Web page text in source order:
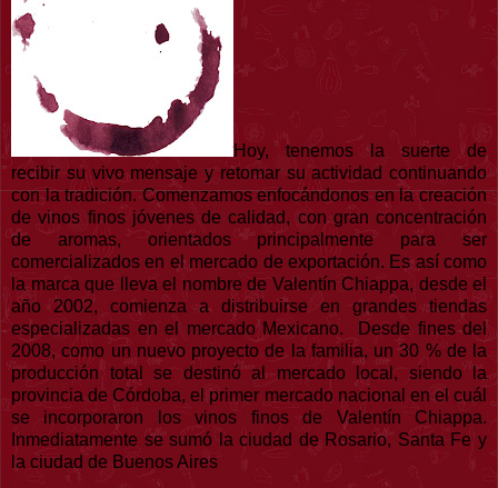
Hoy, tenemos la suerte de
recibir su vivo mensaje y retomar su actividad continuando
con la tradición. Comenzamos enfocándonos en la creación
de vinos finos jóvenes de calidad, con gran concentración
de aromas, orientados principalmente para ser
comercializados en el mercado de exportación. Es así como
la marca que lleva el nombre de Valentín Chiappa, desde el
año 2002, comienza a distribuirse en grandes tiendas
especializadas en el mercado Mexicano. Desde fines del
2008, como un nuevo proyecto de la familia, un 30 % de la
producción total se destinó al mercado local, siendo la
provincia de Córdoba, el primer mercado nacional en el cuál
se incorporaron los vinos finos de Valentín Chiappa.
Inmediatamente se sumó la ciudad de Rosario, Santa Fe y
la ciudad de Buenos Aires